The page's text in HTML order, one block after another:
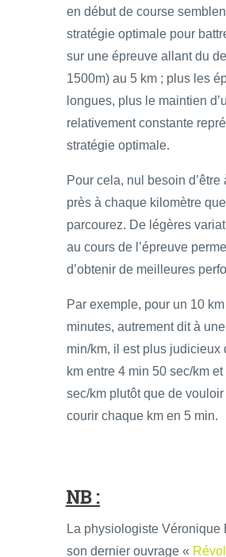
en début de course
stratégie optimale pour
sur une épreuve allant du
1500m) au 5 km ; plus les
longues, plus le maintien
relativement constante
stratégie optimale.
Pour cela, nul besoin d’être
près à chaque kilomètre
parcourez. De légères
au cours de l’épreuve
d’obtenir de meilleures
Par exemple, pour un 10
minutes, autrement dit à
min/km, il est plus judicieux
km entre 4 min 50 sec/km
sec/km plutôt que de
courir chaque km en 5 min.
NB :
La physiologiste Véronique
son dernier ouvrage «